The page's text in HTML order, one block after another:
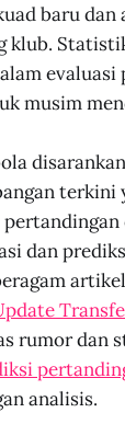
baru
klub.
evaluasi
musim
terkini
dan
rumor dan
analisis.